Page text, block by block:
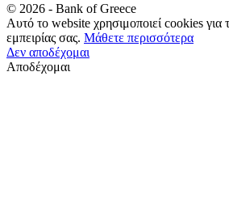
© 2026 - Bank of Greece
Αυτό το website χρησιμοποιεί cookies για
εμπειρίας σας. Μάθετε περισσότερα
Δεν αποδέχομαι
Αποδέχομαι